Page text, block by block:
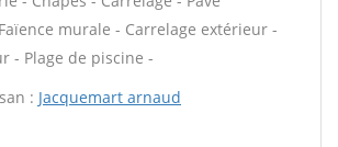
murale - Carrelage extérieur -
- Plage de piscine -
: Jacquemart arnaud